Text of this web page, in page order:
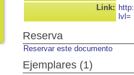
Link:
lvl=
Reserva
Reservar este documento
Ejemplares (1)